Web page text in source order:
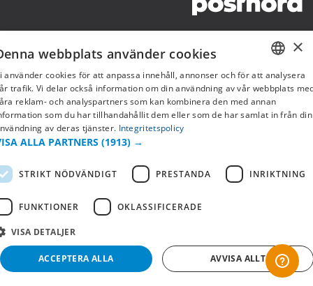
SWEDISH
FI
×
webbplats använder cookies
använder cookies för att anpassa innehåll, annonser och för att analysera
trafik. Vi delar också information om din användning av vår webbplats
reklam- och analyspartners som kan kombinera den med annan
som du har tillhandahållit dem eller som de har samlat in från din
av deras tjänster. Integritetspolicy
ALLA PARTNERS (1913) →
STRIKT NÖDVÄNDIGT PRESTANDA INRIKTNING
FUNKTIONER OKLASSIFICERADE
VISA DETALJER
ACCEPTERA ALLA AVVISA ALLT